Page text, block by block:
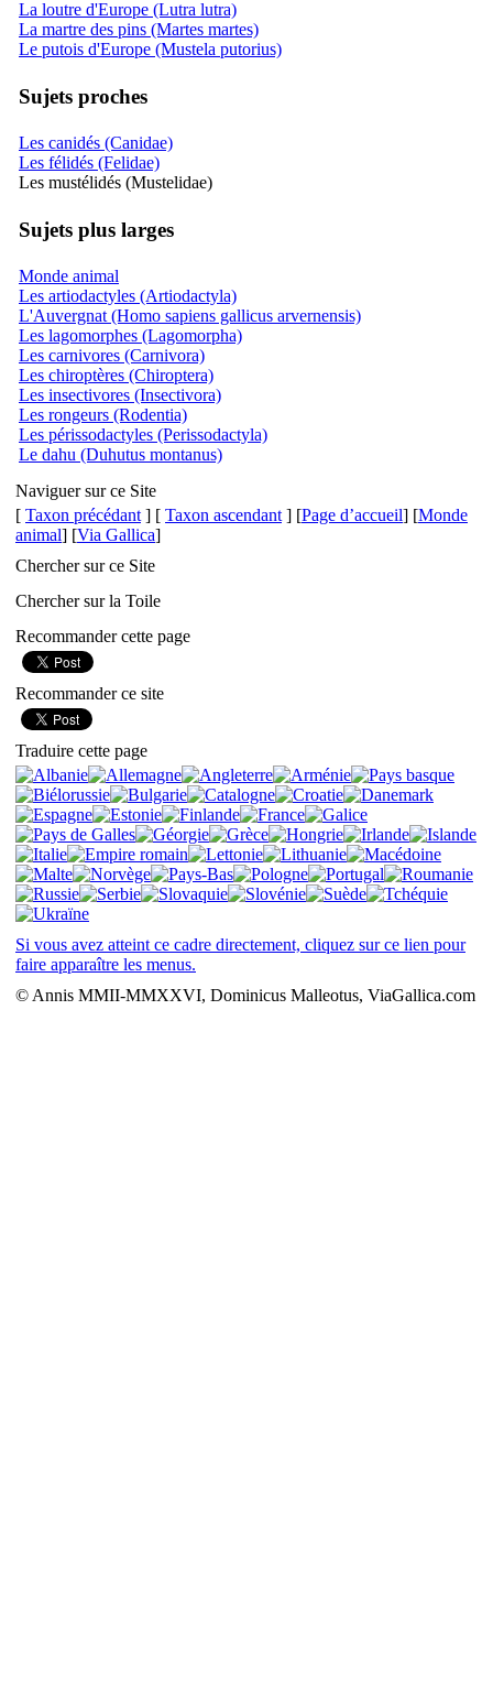
La loutre d'Europe (Lutra lutra)
La martre des pins (Martes martes)
Le putois d'Europe (Mustela putorius)
Sujets proches
Les canidés (Canidae)
Les félidés (Felidae)
Les mustélidés (Mustelidae)
Sujets plus larges
Monde animal
Les artiodactyles (Artiodactyla)
L'Auvergnat (Homo sapiens gallicus arvernensis)
Les lagomorphes (Lagomorpha)
Les carnivores (Carnivora)
Les chiroptères (Chiroptera)
Les insectivores (Insectivora)
Les rongeurs (Rodentia)
Les périssodactyles (Perissodactyla)
Le dahu (Duhutus montanus)
Naviguer sur ce Site
[ Taxon précédant ] [ Taxon ascendant ] [Page d’accueil] [Monde
animal] [Via Gallica]
Chercher sur ce Site
Chercher sur la Toile
Recommander cette page
Recommander ce site
Traduire cette page
Si vous avez atteint ce cadre directement, cliquez sur ce lien pour
faire apparaître les menus.
© Annis MMII-MMXXVI, Dominicus Malleotus, ViaGallica.com